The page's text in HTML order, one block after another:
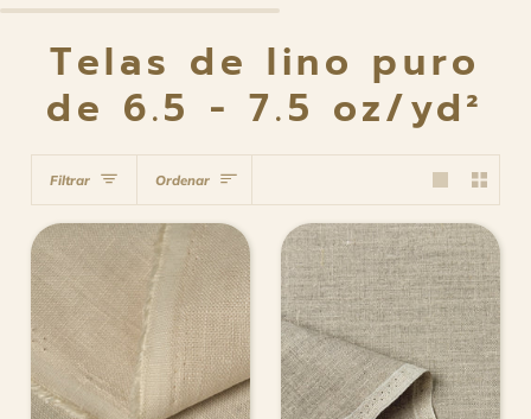
Telas de lino puro
de 6.5 - 7.5 oz/yd²
Filtrar Ordenar
Ordenar